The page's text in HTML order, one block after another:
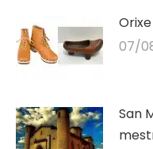
07/
San